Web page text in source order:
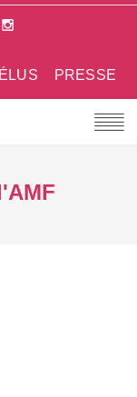
PRESSE